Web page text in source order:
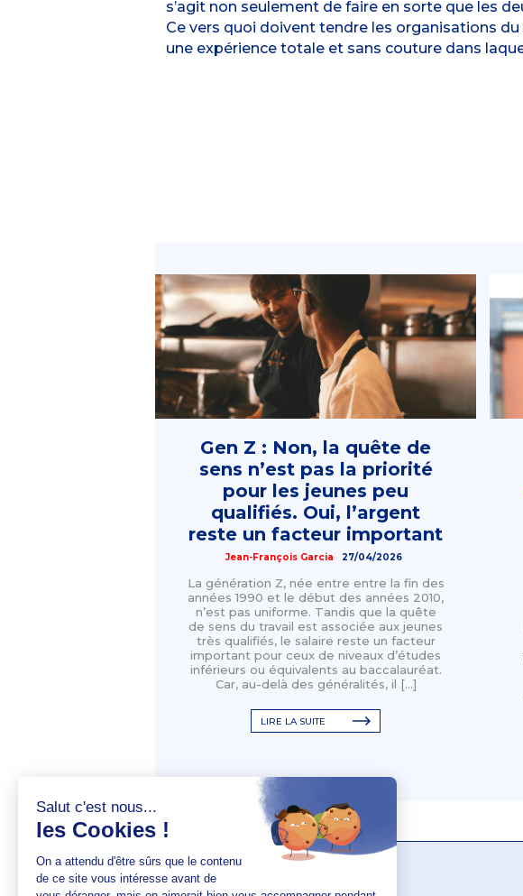
s’agit non seulement de faire en sorte que les
Ce vers quoi doivent tendre les organisations
une expérience totale et sans couture dans
Gen Z : Non, la quête de
sens n’est pas la priorité
pour les jeunes peu
qualifiés. Oui, l’argent
reste un facteur important
Jean-François Garcia 27/04/2026
La génération Z, née entre entre la fin des
années 1990 et le début des années 2010,
n’est pas uniforme. Tandis que la quête
de sens du travail est associée aux jeunes
très qualifiés, le salaire reste un facteur
important pour ceux de niveaux d’études
inférieurs ou équivalents au baccalauréat.
Car, au-delà des généralités, il […]
LIRE LA SUITE
AUTEUR(S)